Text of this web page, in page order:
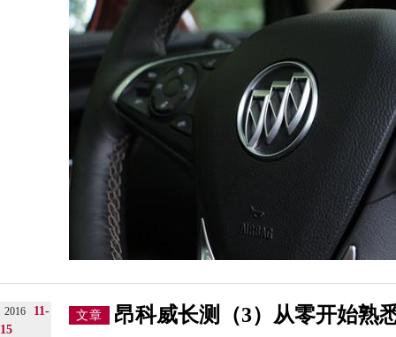
2016
11-
15
文章 昂科威长测（3）从零开始熟